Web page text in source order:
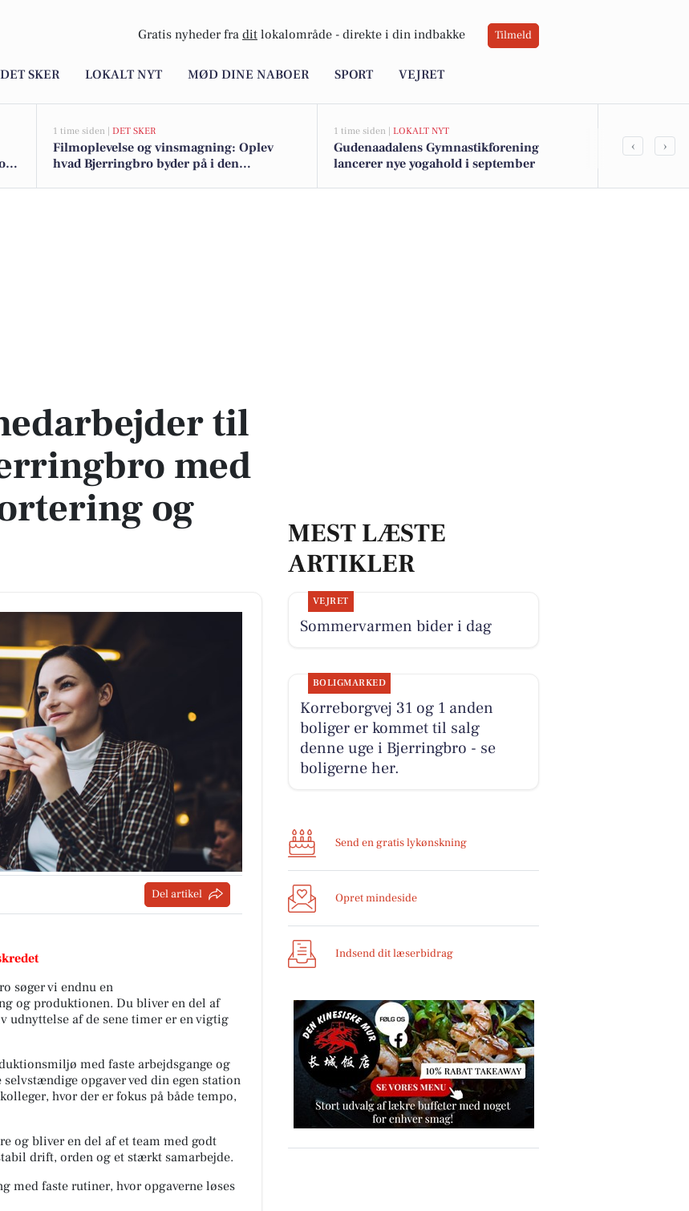
Gratis nyheder fra dit lokalområde - direkte i din indbakke Tilmeld
DET SKER LOKALT NYT MØD DINE NABOER SPORT VEJRET
-
1 time siden | DET SKER
Filmoplevelse og vinsmagning: Oplev
hvad Bjerringbro byder på i den
1 time siden | LOKALT NYT
Gudenaadalens Gymnastikforening
lancerer nye yogahold i september
‹ ›
med fokus på presortering og logistik
til
med
og
Del artikel
søger vi endnu en
og produktionen. Du bliver en del af
udnyttelse af de sene timer er en vigtig
med faste arbejdsgange og
opgaver ved din egen station
hvor der er fokus på både tempo,
og bliver en del af et team med godt
drift, orden og et stærkt samarbejde.
med faste rutiner, hvor opgaverne løses
MEST LÆSTE
ARTIKLER
VEJRET
Sommervarmen bider i dag
BOLIGMARKED
Korreborgvej 31 og 1 anden
boliger er kommet til salg
denne uge i Bjerringbro - se
boligerne her.
Send en gratis lykønskning
Opret mindeside
Indsend dit læserbidrag